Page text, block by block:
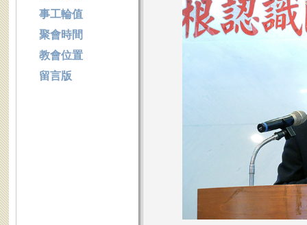
事工輪值
聚會時間
教會位置
留言版